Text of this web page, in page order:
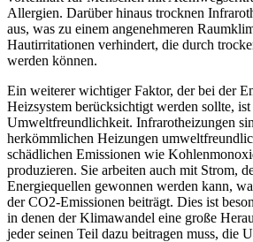
Allergien. Darüber hinaus trocknen
aus, was zu einem angenehmeren
Hautirritationen verhindert, die durch
werden können.
Ein weiterer wichtiger Faktor, der bei der
Heizsystem berücksichtigt werden sollte, ist
Umweltfreundlichkeit. Infrarotheizungen
herkömmlichen Heizungen
schädlichen Emissionen wie
produzieren. Sie arbeiten auch mit Strom,
Energiequellen gewonnen werden kann,
der CO2-Emissionen beiträgt. Dies ist
in denen der Klimawandel eine große
jeder seinen Teil dazu beitragen muss, die